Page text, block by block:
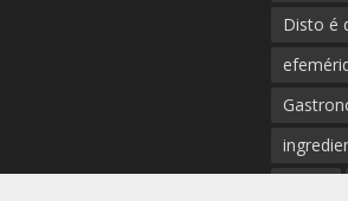
Disto é